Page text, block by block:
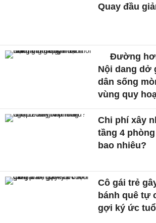
Quay đầu
Đường
Nội dang dở
dân sống
vùng quy
Chi phí xây
tầng 4 phòng
bao nhiêu?
Cô gái trẻ
bánh quê tự
gợi ký ức